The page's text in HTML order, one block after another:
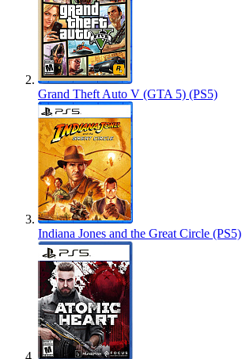
Grand Theft Auto V (GTA 5) (PS5)
Indiana Jones and the Great Circle (PS5)